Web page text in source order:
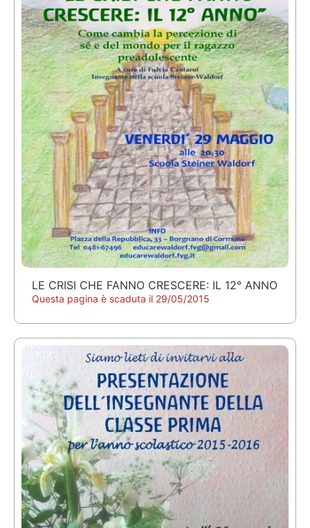
LE CRISI CHE FANNO CRESCERE: IL 12° ANNO
Questa pagina è scaduta il 29/05/2015